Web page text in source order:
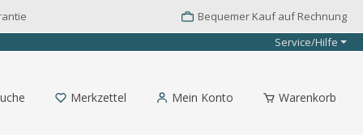
Bequemer Kauf auf Rechnung
Service/Hilfe
Merkzettel Mein Konto Warenkorb